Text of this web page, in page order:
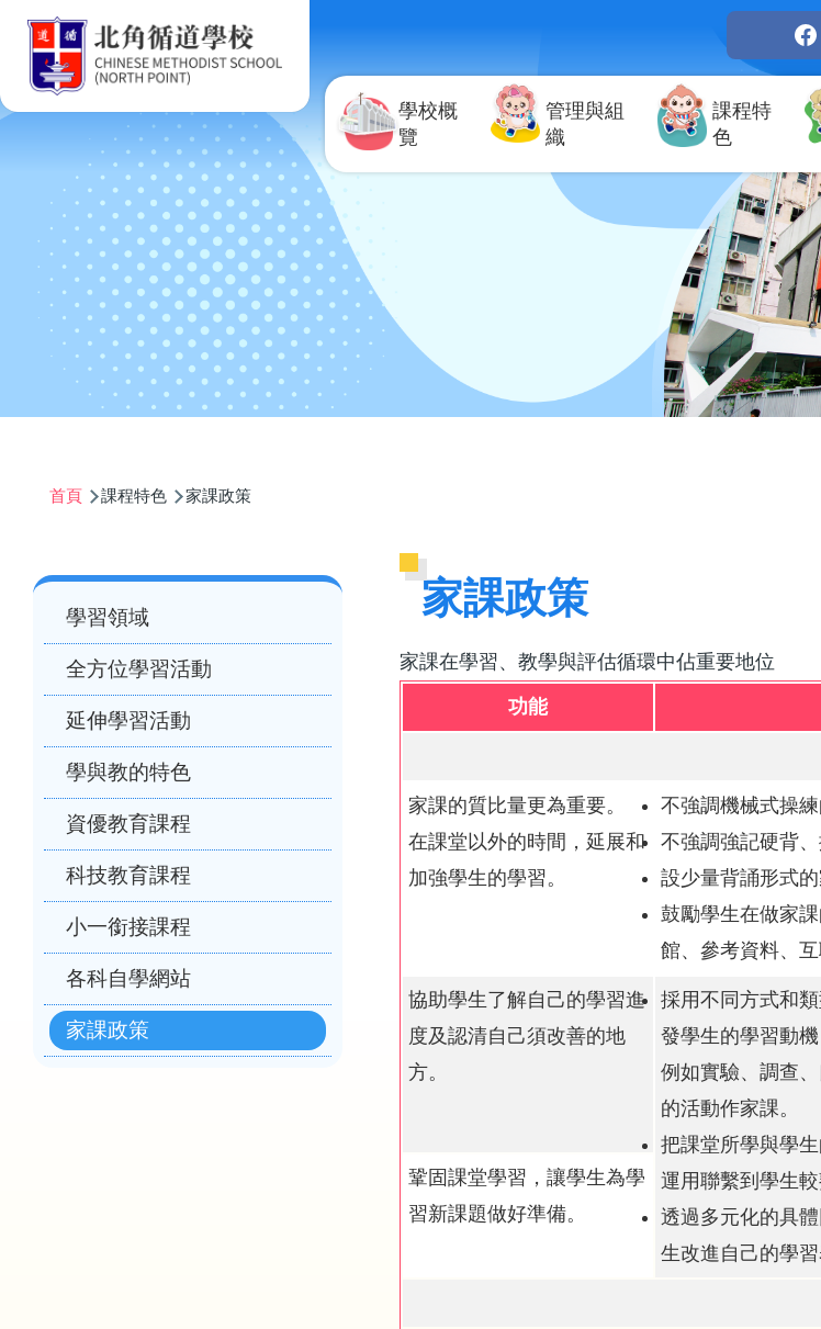
移至主內容
學校概
覽
管理與組
織
課程特
色
航
結
首頁 課程特色 家課政策
家課政策
家課在學習、教學與評估循環中佔重要地位
功能
家課的質比量更為重要。
在課堂以外的時間，延展和
加強學生的學習。
不強調機械式操練
不強調強記硬背、
設少量背誦形式的
鼓勵學生在做家
館、參考資料、互
協助學生了解自己的學習進
度及認清自己須改善的地
方。
採用不同方式和
發學生的學習動
例如實驗、調查
的活動作家課。
把課堂所學與學
運用聯繫到學生較
透過多元化的具
生改進自己的學習
鞏固課堂學習，讓學生為學
習新課題做好準備。
Main
navigation
學習領域
全方位學習活動
延伸學習活動
學與教的特色
資優教育課程
科技教育課程
小一銜接課程
各科自學網站
家課政策